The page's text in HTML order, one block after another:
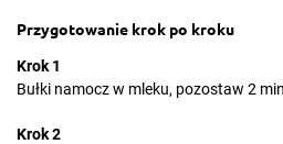
Przygotowanie krok po kroku
Krok 1
Bułki namocz w mleku, pozostaw 2
Krok 2